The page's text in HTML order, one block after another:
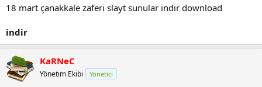
18 mart çanakkale zaferi slayt sunular indir download
indir
KaRNeC
Yönetim Ekibi Yönetici